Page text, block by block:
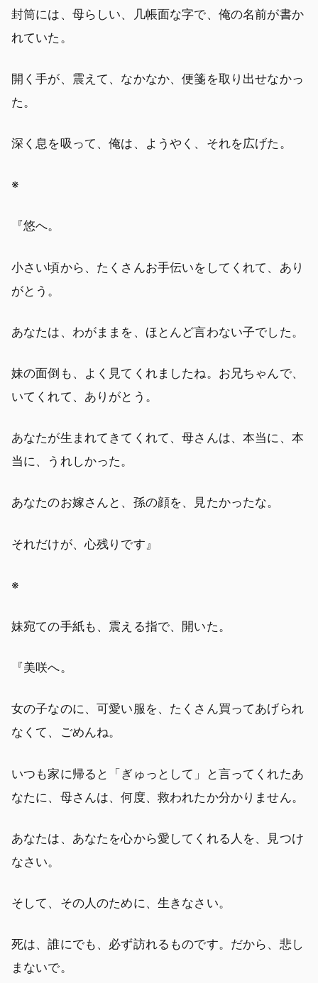
封筒には、母らしい、几帳面な字で、俺の名前が書か
れていた。
開く手が、震えて、なかなか、便箋を取り出せなかっ
た。
深く息を吸って、俺は、ようやく、それを広げた。
※
『悠へ。
小さい頃から、たくさんお手伝いをしてくれて、あり
がとう。
あなたは、わがままを、ほとんど言わない子でした。
妹の面倒も、よく見てくれましたね。お兄ちゃんで、
いてくれて、ありがとう。
あなたが生まれてきてくれて、母さんは、本当に、本
当に、うれしかった。
あなたのお嫁さんと、孫の顔を、見たかったな。
それだけが、心残りです』
※
妹宛ての手紙も、震える指で、開いた。
『美咲へ。
女の子なのに、可愛い服を、たくさん買ってあげられ
なくて、ごめんね。
いつも家に帰ると「ぎゅっとして」と言ってくれたあ
なたに、母さんは、何度、救われたか分かりません。
あなたは、あなたを心から愛してくれる人を、見つけ
なさい。
そして、その人のために、生きなさい。
死は、誰にでも、必ず訪れるものです。だから、悲し
まないで。